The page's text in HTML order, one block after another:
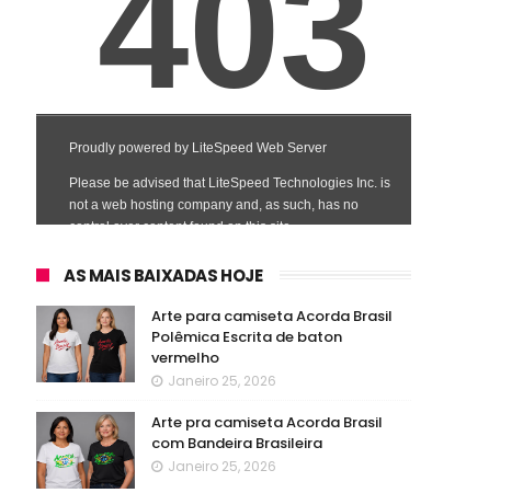
AS MAIS BAIXADAS HOJE
Arte para camiseta Acorda Brasil
Polêmica Escrita de baton
vermelho
Janeiro 25, 2026
Arte pra camiseta Acorda Brasil
com Bandeira Brasileira
Janeiro 25, 2026